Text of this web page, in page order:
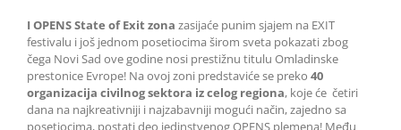
I OPENS State of Exit zona zasijaće punim sjajem na EXIT
festivalu i još jednom posetiocima širom sveta pokazati zbog
čega Novi Sad ove godine nosi prestižnu titulu Omladinske
prestonice Evrope! Na ovoj zoni predstaviće se preko 40
organizacija civilnog sektora iz celog regiona, koje će četiri
dana na najkreativniji i najzabavniji mogući način, zajedno sa
posetiocima, postati deo jedinstvenog OPENS plemena! Među